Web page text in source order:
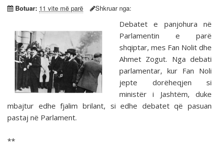
Botuar: 11 vite më parë Shkruar nga:
Debatet e panjohura në
Parlamentin e parë
shqiptar, mes Fan Nolit dhe
Ahmet Zogut. Nga debati
parlamentar, kur Fan Noli
jepte dorëheqjen si
ministër i Jashtëm, duke
mbajtur edhe fjalim brilant, si edhe debatet që pasuan
pastaj në Parlament.
**